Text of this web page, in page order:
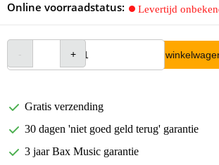
Online voorraadstatus: Levertijd
In
Gratis verzending
30 dagen 'niet goed geld terug' garantie
3 jaar Bax Music garantie